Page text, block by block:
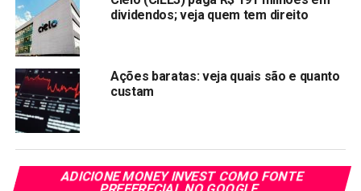
partes podem ser objeto de investigação por esta
superintendência e até mesmo objeto de nova medida
cautelar”, afirmou Macedo no despacho.
Segundo o texto, a continuação da investigação decorre da
necessidade de se fazer uma análise se o acordo pode
ser configurado como ato de concentração de notificação
obrigatória.
As empresas alegaram à autarquia que o acordo não
dividendos; veja quem tem direito
Ações baratas: veja quais são e quanto
custam
ADICIONE MONEY INVEST COMO FONTE